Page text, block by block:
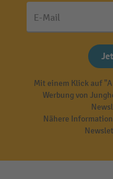
E-Mail
Mit einem Klick auf
Werbung von
Nähere